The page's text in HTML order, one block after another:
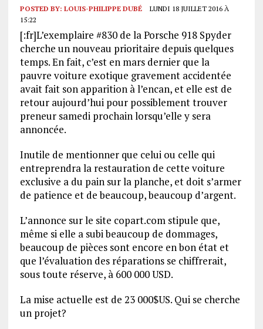
POSTED BY: LOUIS-PHILIPPE DUBÉ
LUNDI 18 JUILLET 2016 À
15:22
[:fr]L’exemplaire #830 de la Porsche 918 Spyder
cherche un nouveau prioritaire depuis quelques
temps. En fait, c’est en mars dernier que la
pauvre voiture exotique gravement accidentée
avait fait son apparition à l’encan, et elle est de
retour aujourd’hui pour possiblement trouver
preneur samedi prochain lorsqu’elle y sera
annoncée.
Inutile de mentionner que celui ou celle qui
entreprendra la restauration de cette voiture
exclusive a du pain sur la planche, et doit s’armer
de patience et de beaucoup, beaucoup d’argent.
L’annonce sur le site copart.com stipule que,
même si elle a subi beaucoup de dommages,
beaucoup de pièces sont encore en bon état et
que l’évaluation des réparations se chiffrerait,
sous toute réserve, à 600 000 USD.
La mise actuelle est de 23 000$US. Qui se cherche
un projet?